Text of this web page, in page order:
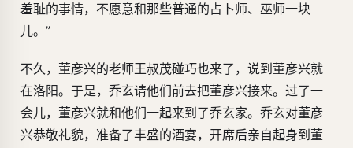
羞耻的事情，不愿意和那些普通的占卜师、巫师一块
儿。”
不久，董彦兴的老师王叔茂碰巧也来了，说到董彦兴就
在洛阳。于是，乔玄请他们前去把董彦兴接来。过了一
会儿，董彦兴就和他们一起来到了乔玄家。乔玄对董彦
兴恭敬礼貌，准备了丰盛的酒宴，开席后亲自起身到董